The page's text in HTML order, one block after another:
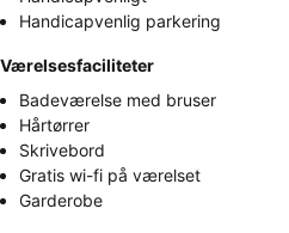
Handicapvenlig parkering
Værelsesfaciliteter
Badeværelse med bruser
Hårtørrer
Skrivebord
Gratis wi-fi på værelset
Garderobe